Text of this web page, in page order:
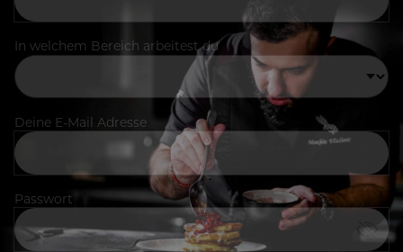
In welchem Bereich arbeitest du
Deine E-Mail Adresse
Passwort